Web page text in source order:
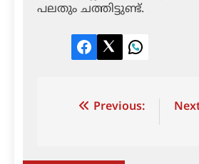
പലതും ചത്തിട്ടുണ്ട്.
Facebook
TwitterLinkedIn
Post Previous: